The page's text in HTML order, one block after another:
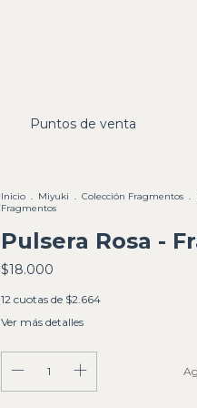
Puntos de venta
Inicio . Miyuki . Colección Fragmentos .
Fragmentos
Pulsera Rosa -
$18.000
12 cuotas de $2.664
Ver más detalles